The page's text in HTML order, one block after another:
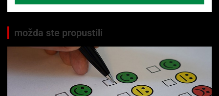
možda ste propustili